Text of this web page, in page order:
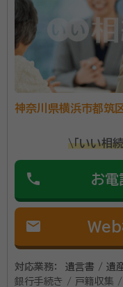
神奈川県横浜市都筑
\「いい相
phone お電
mail Web
対応業務：
遺言書 / 遺
銀行手続き / 戸籍収集 /